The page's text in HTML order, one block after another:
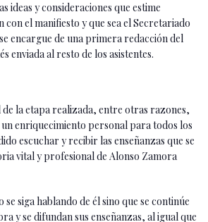
ideas y consideraciones que estime
el manifiesto y que sea el Secretariado
encargue de una primera redacción del
enviada al resto de los asistentes.
la etapa realizada, entre otras razones,
enriquecimiento personal para todos los
escuchar y recibir las enseñanzas que se
vital y profesional de Alonso Zamora
siga hablando de él sino que se continúe
y se difundan sus enseñanzas, al igual que